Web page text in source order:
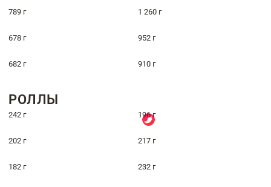
789 г 1 260 г
678 г 952 г
682 г 910 г
РОЛЛЫ
242 г 196 г
202 г 217 г
182 г 232 г